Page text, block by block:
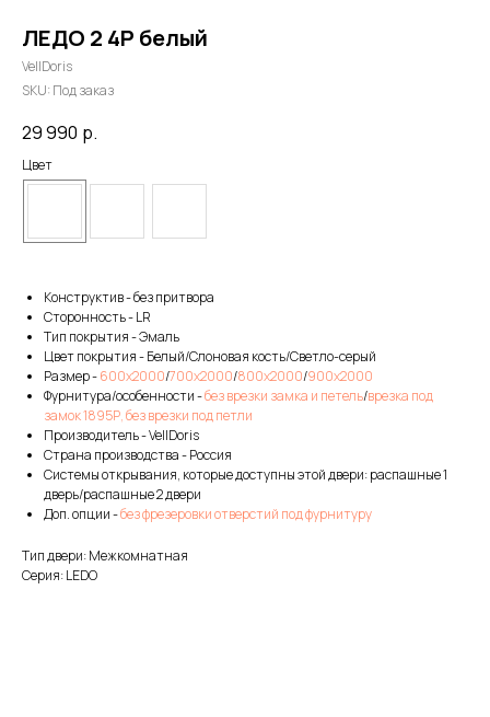
ЛЕДО 2 4Р белый
VellDoris
SKU: Под заказ
29 990 р.
Цвет
Конструктив - без притвора
Сторонность - LR
Тип покрытия - Эмаль
Цвет покрытия - Белый/Слоновая кость/Светло-серый
Размер -600х2000/700х2000/800х2000/900х2000
Фурнитура/особенности -без врезки замка и петель/врезка под
замок 1895Р, без врезки под петли
Производитель - VellDoris
Страна производства - Россия
Системы открывания, которые доступны этой двери: распашные 1
дверь/распашные 2 двери
Доп. опции -без фрезеровки отверстий под фурнитуру
Тип двери: Межкомнатная
Серия: LEDO